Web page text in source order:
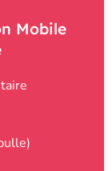
Mobile